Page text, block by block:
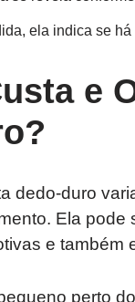
ela indica se
e
dedo-duro
Ela
e também
perto